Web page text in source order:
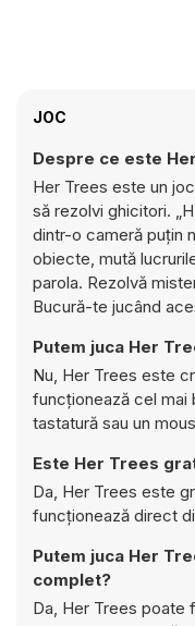
JOC
Despre ce este
Her Trees este un
să rezolvi ghicitori.
dintr-o cameră puțin
obiecte, mută
parola. Rezolvă
Bucură-te jucând
Putem juca Her
Nu, Her Trees este
funcționează cel mai
tastatură sau un
Este Her Trees
Da, Her Trees este
funcționează direct
Putem juca Her
complet?
Da, Her Trees poate